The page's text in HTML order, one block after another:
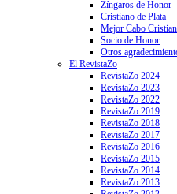
Zíngaros de Honor
Cristiano de Plata
Mejor Cabo
Socio de Honor
Otros
El RevistaZo
RevistaZo 2024
RevistaZo 2023
RevistaZo 2022
RevistaZo 2019
RevistaZo 2018
RevistaZo 2017
RevistaZo 2016
RevistaZo 2015
RevistaZo 2014
RevistaZo 2013